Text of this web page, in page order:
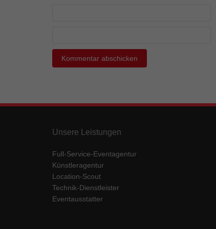
Unsere Leistungen
Full-Service-Eventagentur
Künstleragentur
Location-Scout
Technik-Dienstleister
Eventausstatter